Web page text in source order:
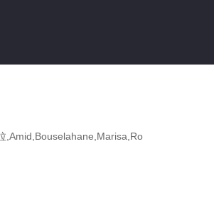
,Amid,Bouselahane,Marisa,Ro